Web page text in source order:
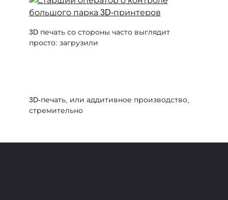
3D печать со стороны часто выглядит
просто: загрузили
3D-печать, или аддитивное производство,
стремительно